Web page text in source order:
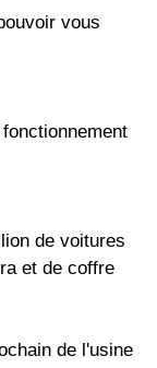
vous
de voitures
et de coffre
de l'usine